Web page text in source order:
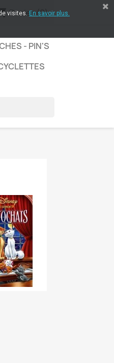
Panier (0)
- PIN'S
visites. En savoir plus.